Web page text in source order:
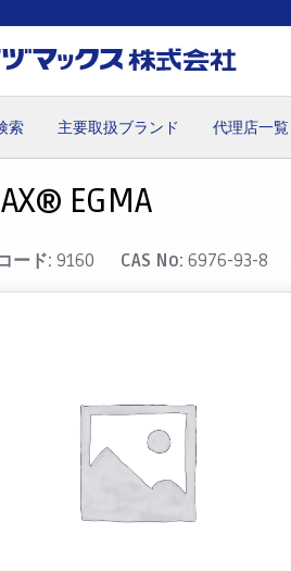
索 主要取扱ブランド 代理店一覧
EGMA
ード:9160 CAS No:6976-93-8